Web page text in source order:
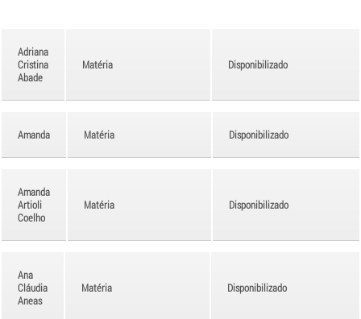
Adriana
Cristina
Abade
Matéria Disponibilizado
Amanda Matéria Disponibilizado
Amanda
Artioli
Coelho
Matéria Disponibilizado
Ana
Cláudia
Aneas
Matéria Disponibilizado